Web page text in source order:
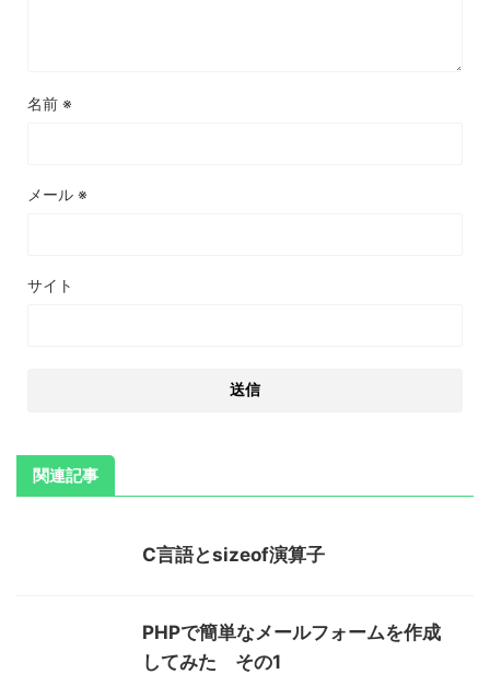
名前 ※
メール ※
サイト
関連記事
C言語とsizeof演算子
PHPで簡単なメールフォームを作成
してみた その1